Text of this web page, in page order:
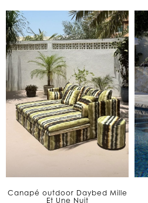
Canapé outdoor Daybed Mille
Et Une Nuit